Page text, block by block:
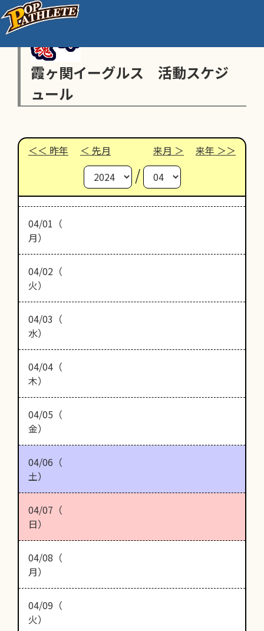
霞ヶ関イーグルス 活動スケジ
ュール
昨年 先月 来月 来年
/
04/01（
月）
04/02（
火）
04/03（
水）
04/04（
木）
04/05（
金）
04/06（
土）
04/07（
日）
04/08（
月）
04/09（
火）